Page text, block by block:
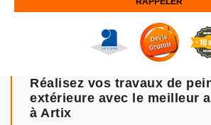
Réalisez vos travaux de
extérieure avec le meilleur
à Artix